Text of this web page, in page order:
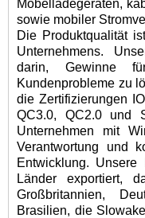
Möbelladegeräten,
sowie mobiler
Die Produktqualität
Unternehmens.
darin, Gewinne
Kundenprobleme zu
die Zertifizierungen
QC3.0, QC2.0 und
Unternehmen mit
Verantwortung und
Entwicklung.
Länder exportiert,
Großbritannien,
Brasilien, die